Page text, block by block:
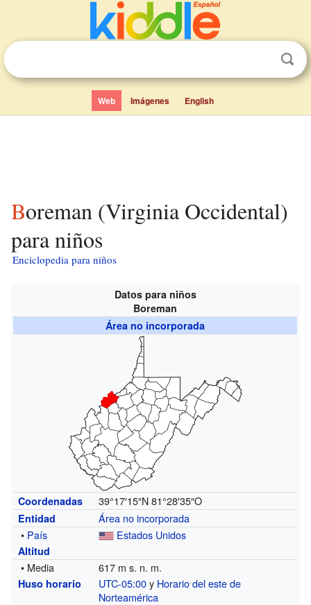
Web Imágenes English
Boreman (Virginia Occidental)
para niños
Enciclopedia para niños
Datos para niños
Boreman
Área no incorporada
Coordenadas 39°17′15″N 81°28′35″O
Entidad
Área no incorporada
• País Estados Unidos
Altitud
• Media 617 m s. n. m.
Huso horario UTC-05:00y Horario del este de
Norteamérica